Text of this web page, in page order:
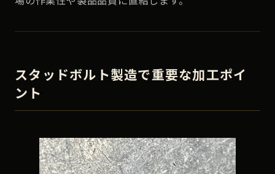
スタッドボルト製造で重要な加工ポイ
ント